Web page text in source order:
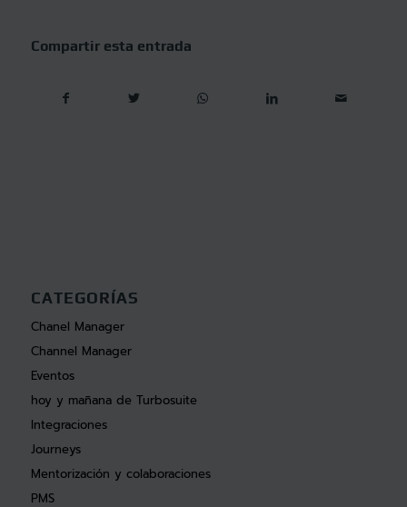
Compartir esta entrada
CATEGORÍAS
Chanel Manager
Channel Manager
Eventos
hoy y mañana de Turbosuite
Integraciones
Journeys
Mentorización y colaboraciones
PMS